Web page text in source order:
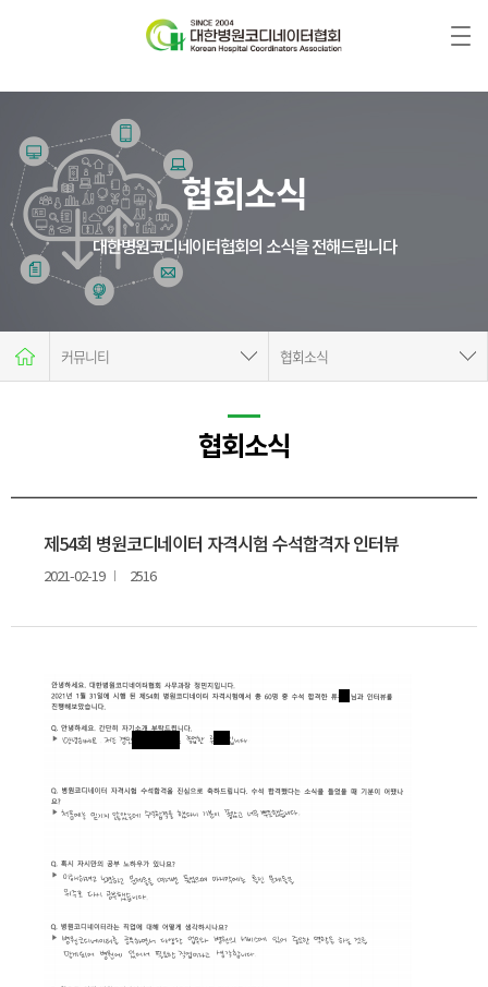
협회소식
대한병원코디네이터협회의 소식을 전해드립니다
커뮤니티
온라인교육센터
멤버십
협회소식
협회소식
서식&자료실
문의게시판
특강 의뢰
협회소식
제54회 병원코디네이터 자격시험 수석합격자 인터뷰
2021-02-19 2516